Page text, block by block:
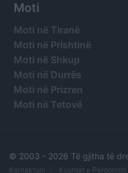
Moti
Moti në Tiranë
Moti në Prishtinë
Moti në Shkup
Moti në Durrës
Moti në Prizren
Moti në Tetovë
© 2003 - 2026 Të gjitha të
Kontaktoni Kushtet e Përdorimit